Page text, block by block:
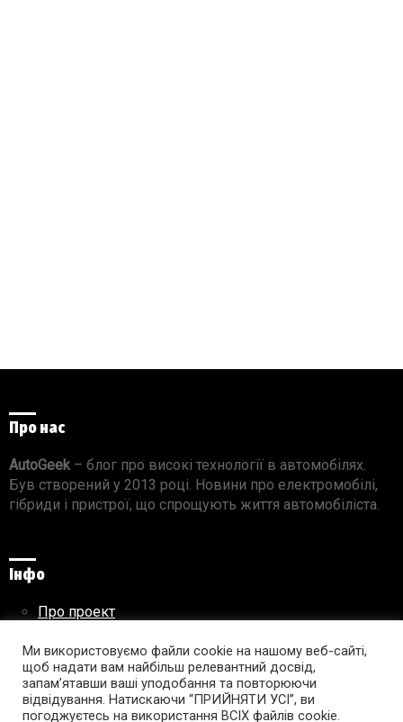
Про нас
AutoGeek– блог про високі технології в автомобілях.
Був створений у 2013 році. Новини про електромобілі,
гібриди і пристрої, що спрощують життя автомобіліста.
Інфо
Про проект
Правила використання матеріалів
Ми використовуємо файли cookie на нашому веб-сайті,
щоб надати вам найбільш релевантний досвід,
запам’ятавши ваші уподобання та повторюючи
відвідування. Натискаючи “ПРИЙНЯТИ УСІ”, ви
погоджуєтесь на використання ВСІХ файлів cookie.